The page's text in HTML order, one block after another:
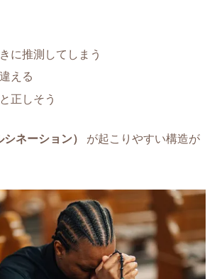
に推測してしまう
える
正しそう
ネーション）
が起こりやすい構造が